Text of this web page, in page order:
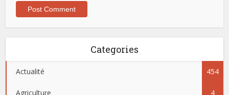
Categories
Actualité 454
Agriculture 4